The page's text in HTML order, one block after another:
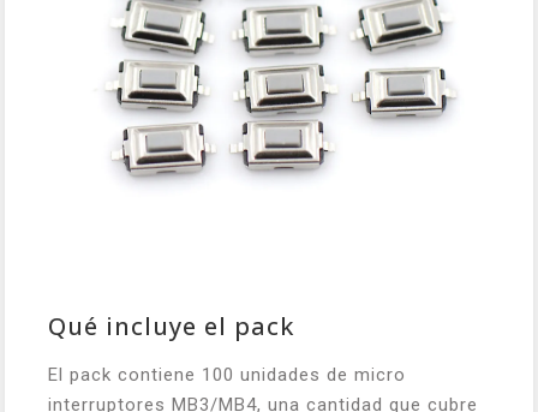
Qué incluye el pack
El pack contiene 100 unidades de micro
interruptores MB3/MB4, una cantidad que cubre